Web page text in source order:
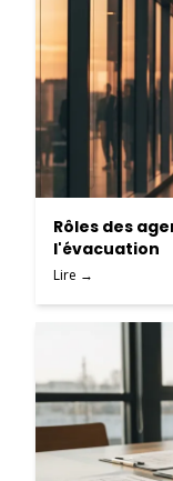
Rôles des
l'évacuation
Lire →